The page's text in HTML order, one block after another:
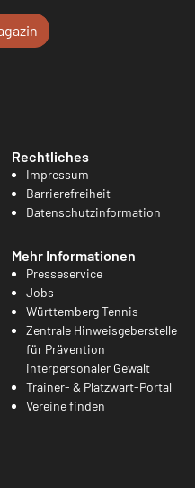
Rechtliches
Impressum
Barrierefreiheit
Datenschutzinformation
Mehr Informationen
Presseservice
Jobs
Württemberg Tennis
Zentrale Hinweisgeberstelle
für Prävention
interpersonaler Gewalt
Trainer- & Platzwart-Portal
Vereine finden